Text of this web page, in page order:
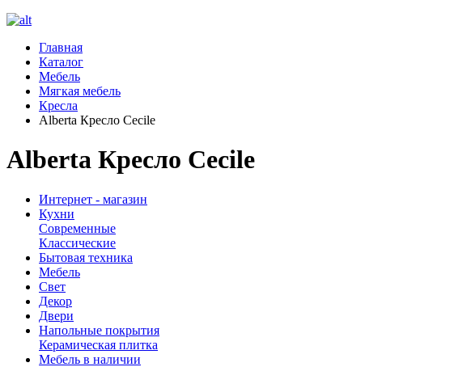
Главная
Каталог
Мебель
Мягкая мебель
Кресла
Alberta Кресло Cecile
Alberta Кресло Cecile
Интернет - магазин
Кухни
Современные
Классические
Бытовая техника
Мебель
Свет
Декор
Двери
Напольные покрытия
Керамическая плитка
Мебель в наличии